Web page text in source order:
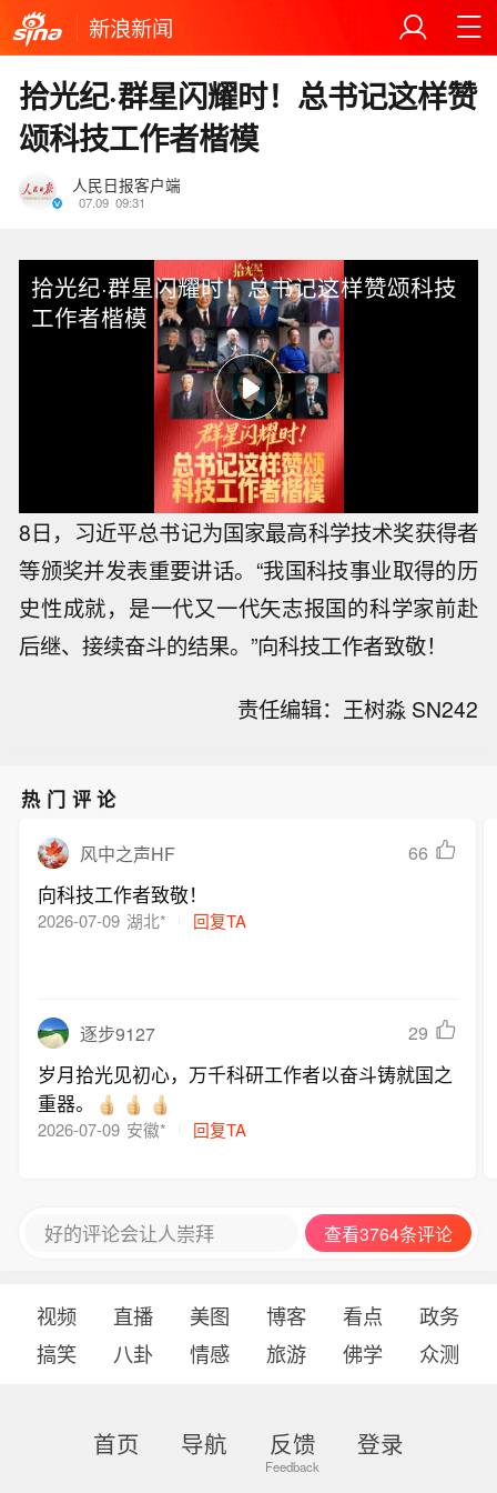
新浪新闻
拾光纪·群星闪耀时！总书记这样赞
颂科技工作者楷模
人民日报客户端
07.09 09:31
拾光纪·群星闪耀时！总书记这样赞颂科技
工作者楷模
8日，习近平总书记为国家最高科学技术奖获得者
等颁奖并发表重要讲话。“我国科技事业取得的历
史性成就，是一代又一代矢志报国的科学家前赴
后继、接续奋斗的结果。”向科技工作者致敬！
责任编辑：王树淼 SN242
热门评论
风中之声HF 66
向科技工作者致敬！
2026-07-09 湖北* 回复TA
逐步9127 29
岁月拾光见初心，万千科研工作者以奋斗铸就国之
重器。
2026-07-09 安徽* 回复TA
好的评论会让人崇拜 查看3764条评论
视频 直播 美图 博客 看点
政务
搞笑
八卦 情感 旅游 佛学 众测
首页 导航 反馈 登录